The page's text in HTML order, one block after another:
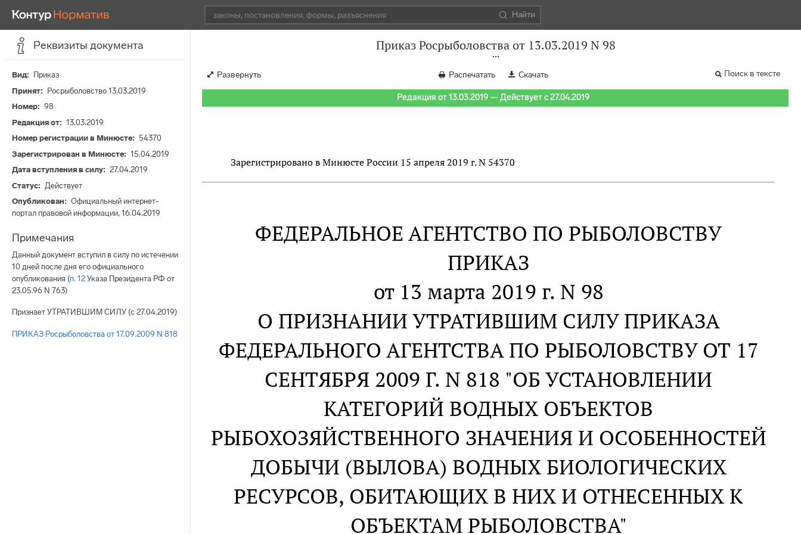
Найти
Реквизиты документа
Вид
Приказ
Принят
Росрыболовство 13.03.2019
Номер
98
Редакция от
13.03.2019
Номер регистрации в Минюсте
54370
Зарегистрирован в Минюсте
15.04.2019
Дата вступления в силу
27.04.2019
Статус
Действует
Опубликован
Официальный интернет-
портал правовой информации, 16.04.2019
Примечания
Данный документ вступил в силу по истечении
10 дней после дня его официального
опубликования (п. 12 Указа Президента РФ от
23.05.96 N 763)
Признает УТРАТИВШИМ СИЛУ (с 27.04.2019)
ПРИКАЗ Росрыболовства от 17.09.2009 N 818
Приказ Росрыболовства от 13.03.2019 N 98
Развернуть Распечатать Скачать Поиск в тексте
Редакция от 13.03.2019 — Действует с 27.04.2019
Зарегистрировано в Минюсте России 15 апреля 2019 г. N 54370
ФЕДЕРАЛЬНОЕ АГЕНТСТВО ПО РЫБОЛОВСТВУ
ПРИКАЗ
от 13 марта 2019 г. N 98
О ПРИЗНАНИИ УТРАТИВШИМ СИЛУ ПРИКАЗА
ФЕДЕРАЛЬНОГО АГЕНТСТВА ПО РЫБОЛОВСТВУ ОТ 17
СЕНТЯБРЯ 2009 Г. N 818 "ОБ УСТАНОВЛЕНИИ
КАТЕГОРИЙ ВОДНЫХ ОБЪЕКТОВ
РЫБОХОЗЯЙСТВЕННОГО ЗНАЧЕНИЯ И ОСОБЕННОСТЕЙ
ДОБЫЧИ (ВЫЛОВА) ВОДНЫХ БИОЛОГИЧЕСКИХ
РЕСУРСОВ, ОБИТАЮЩИХ В НИХ И ОТНЕСЕННЫХ К
ОБЪЕКТАМ РЫБОЛОВСТВА"